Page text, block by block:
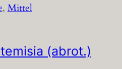
, Mittel
(abrot.)